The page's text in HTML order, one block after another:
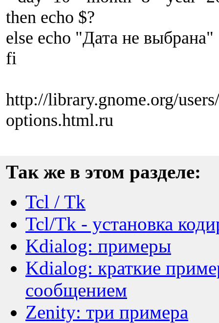
then echo $?
else echo "Дата не выбрана"
fi
http://library.gnome.org/
options.html.ru
Так же в этом разделе:
Tcl / Tk
Tcl/Tk - установка
Kdialog: примеры
Kdialog: краткие
сообщением
Zenity: три примера